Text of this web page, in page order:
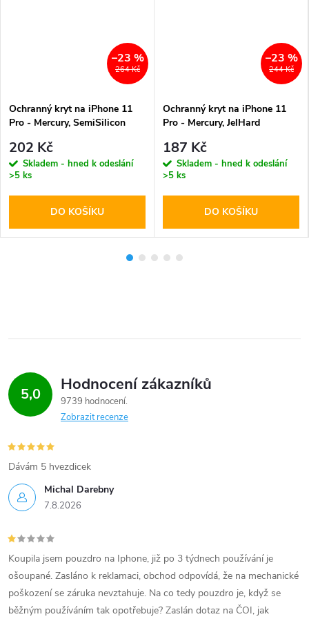
264 Kč
–23 %
Ochranný kryt na iPhone 11
Pro - Mercury, SemiSilicon
202 Kč
Skladem - hned k odeslání
>5 ks
DO KOŠÍKU
244 Kč
–23 %
Ochranný kryt na iPhone 11
Pro - Mercury, JelHard
187 Kč
Skladem - hned k odeslání
>5 ks
DO KOŠÍKU
5,0 Hodnocení zákazníků
9739 hodnocení
Zobrazit recenze
Michal Darebny
7.8.2026
Dávám 5 hvezdicek
Koupila jsem pouzdro na Iphone, již po 3 týdnech používání je
ošoupané. Zasláno k reklamaci, obchod odpovídá, že na mechanické
poškození se záruka nevztahuje. Na co tedy pouzdro je, když se
běžným používáním tak opotřebuje? Zaslán dotaz na ČOI, jak